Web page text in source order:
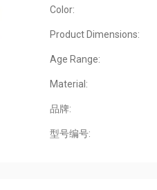
Color:
Product Dimensions:
Age Range:
Material:
品牌:
型号编号: